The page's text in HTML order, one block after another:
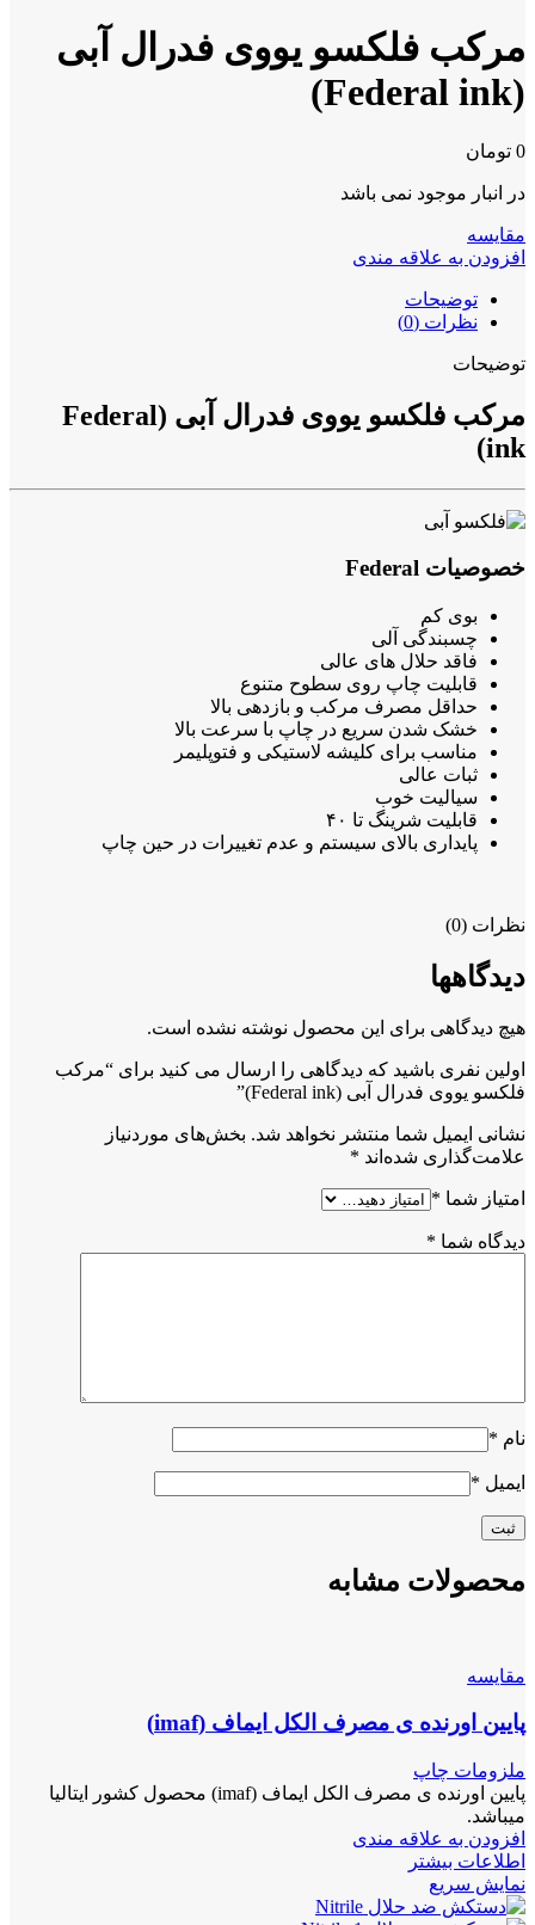
مرکب فلکسو یووی فدرال آبی
(Federal ink)
0 تومان
در انبار موجود نمی باشد
مقايسه
افزودن به علاقه مندی
توضیحات
نظرات (0)
توضیحات
مرکب فلکسو یووی فدرال آبی (Federal
ink)
خصوصیات Federal
بوی کم
چسبندگی آلی
فاقد حلال هاى عالى
قابلیت چاپ روى سطوح متنوع
حداقل مصرف مرکب و بازدهى بالا
خشک شدن سریع در چاپ با سرعت بالا
مناسب براى کلیشه لاستیکى و فتوپلیمر
ثبات عالی
سیالیت خوب
قابلیت شرینگ تا ۴۰
پایدارى بالاى سیستم و عدم تغییرات در حین چاپ
نظرات (0)
دیدگاهها
هیچ دیدگاهی برای این محصول نوشته نشده است.
اولین نفری باشید که دیدگاهی را ارسال می کنید برای “مرکب
فلکسو یووی فدرال آبی (Federal ink)”
نشانی ایمیل شما منتشر نخواهد شد. بخش‌های موردنیاز
علامت‌گذاری شده‌اند *
امتیاز شما *
دیدگاه شما *
نام *
ایمیل *
محصولات مشابه
مقايسه
پایین اورنده ی مصرف الکل ایماف (imaf)
ملزومات چاپ
پایین اورنده ی مصرف الکل ایماف (imaf) محصول کشور ایتالیا
میباشد.
افزودن به علاقه مندی
اطلاعات بیشتر
نمایش سریع